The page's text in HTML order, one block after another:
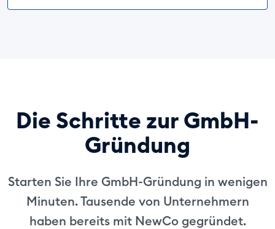
Die Schritte zur GmbH-
Gründung
Starten Sie Ihre GmbH-Gründung in wenigen
Minuten. Tausende von Unternehmern
haben bereits mit NewCo gegründet.